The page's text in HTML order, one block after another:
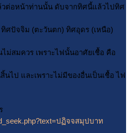
น้าท่านนั้น ดับจากทิศนี้แล้วไปทิศ
ศปัจจิม (ตะวันตก) ทิศอุดร (เหนือ)
ควร เพราะไฟนั้นอาศัยเชื้อ คือ
และเพราะไม่มีของอื่นเป็นเชื้อ ไฟ
ปฏิจจสมุปบาท